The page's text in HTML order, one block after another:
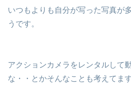
いつもよりも自分が写った写真が
うです。
アクションカメラをレンタルして
な・・とかそんなことも考えてます